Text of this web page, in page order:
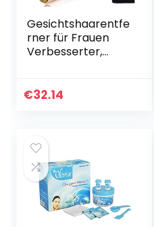
Gesichtshaarentfe
rner für Frauen
Verbesserter,
USB-
elektrischer
Epilierer für
Wangen, Kinn,
Oberlippe und
Arme, IPX6
wasserdicht
€32.14